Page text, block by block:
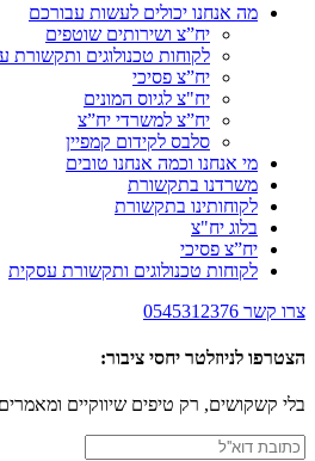
מה אנחנו יכולים לעשות עבורכם
יח”צ ושירותים שוטפים
לקוחות טכנולוגים ותקשורת
יח”צ פסיכי
יח"צ לגיוס המונים
יח”צ למשרדי יח”צ
סלבס לקידום קמפיין
מי אנחנו וכמה אנחנו טובים
משרדנו בתקשורת
לקוחותינו בתקשורת
בלוג יח"צ
יח”צ פסיכי
לקוחות טכנולוגים ותקשורת עסקית
צרו קשר 0545312376
הצטרפו לניוזלטר יחסי ציבור:
בלי קשקושים, רק טיפים שיווקיים ומאמרים